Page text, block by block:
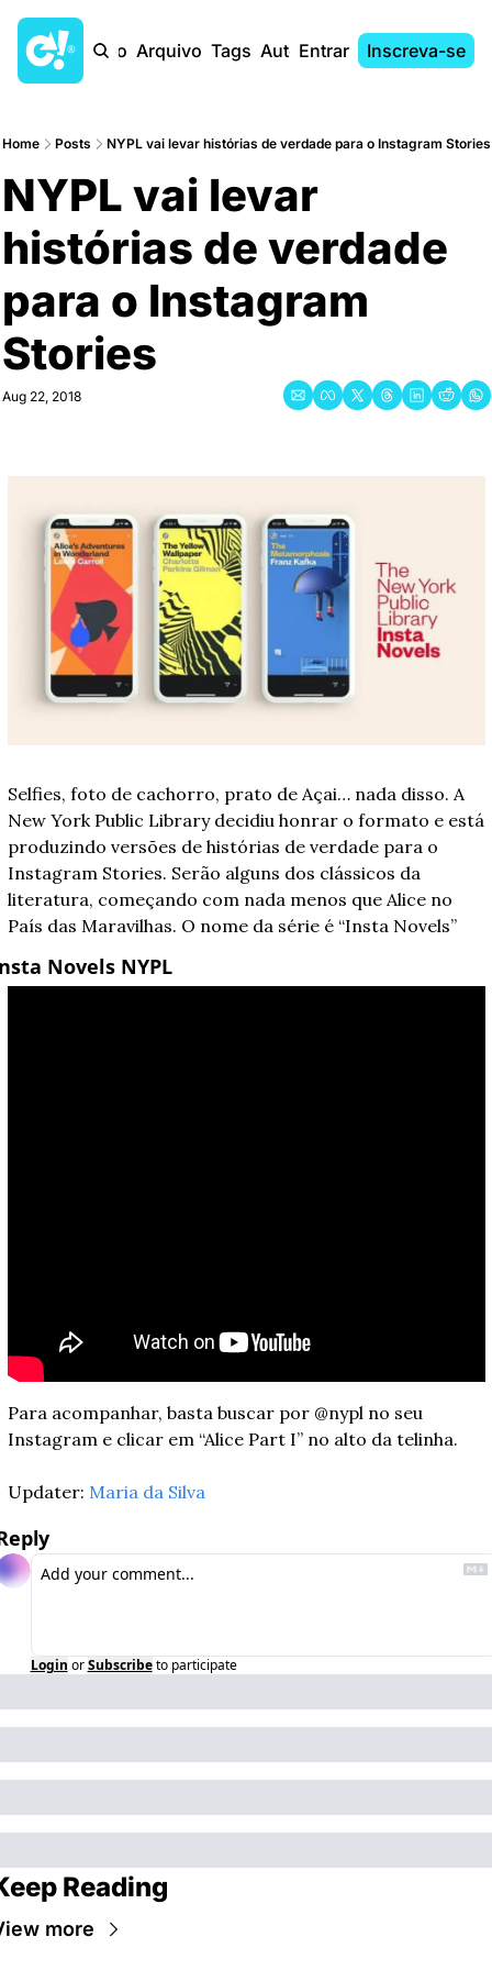
Início Arquivo Tags AutoresEntrar Inscreva-se
Home Posts NYPL vai levar histórias de verdade para o Instagram Stories
NYPL vai levar
histórias de verdade
para o Instagram
Stories
Aug 22, 2018
Selfies, foto de cachorro, prato de Açai… nada disso. A
New York Public Library decidiu honrar o formato e está
produzindo versões de histórias de verdade para o
Instagram Stories. Serão alguns dos clássicos da
literatura, começando com nada menos que Alice no
País das Maravilhas. O nome da série é “Insta Novels”
Novels NYPL
Para acompanhar, basta buscar por @nypl no seu
Instagram e clicar em “Alice Part I” no alto da telinha.
Updater: Maria da Silva
Login or Subscribe to participate
Reading
more